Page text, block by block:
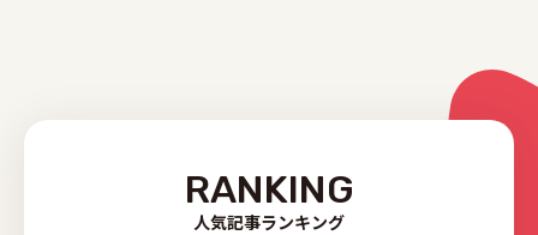
RANKING
人気記事ランキング